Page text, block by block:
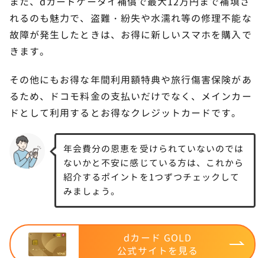
れるのも魅力で、盗難・紛失や水濡れ等の修理不能な
故障が発生したときは、お得に新しいスマホを購入で
きます。
その他にもお得な年間利用額特典や旅行傷害保険があ
るため、ドコモ料金の支払いだけでなく、メインカー
ドとして利用するとお得なクレジットカードです。
年会費分の恩恵を受けられていないのでは
ないかと不安に感じている方は、これから
紹介するポイントを1つずつチェックして
みましょう。
dカード GOLD
公式サイトを見る